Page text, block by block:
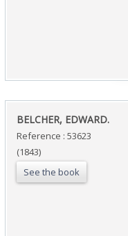
‎BELCHER, EDWARD.‎
Reference : 53623
(1843)
See the book